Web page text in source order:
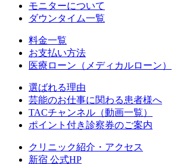
モニターについて
ダウンタイム一覧
料金一覧
お支払い方法
医療ローン（メディカルローン）
選ばれる理由
芸能のお仕事に関わる患者様へ
TACチャンネル（動画一覧）
ポイント付き診察券のご案内
クリニック紹介・アクセス
新宿 公式HP